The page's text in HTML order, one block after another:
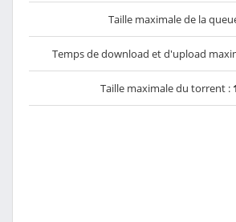
Taille maximale de la
Temps de download et d'upload
Taille maximale du torrent :